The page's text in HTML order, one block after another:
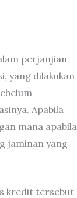
perjanjian
yang dilakukan
Apabila
mana apabila
jaminan yang
kredit tersebut